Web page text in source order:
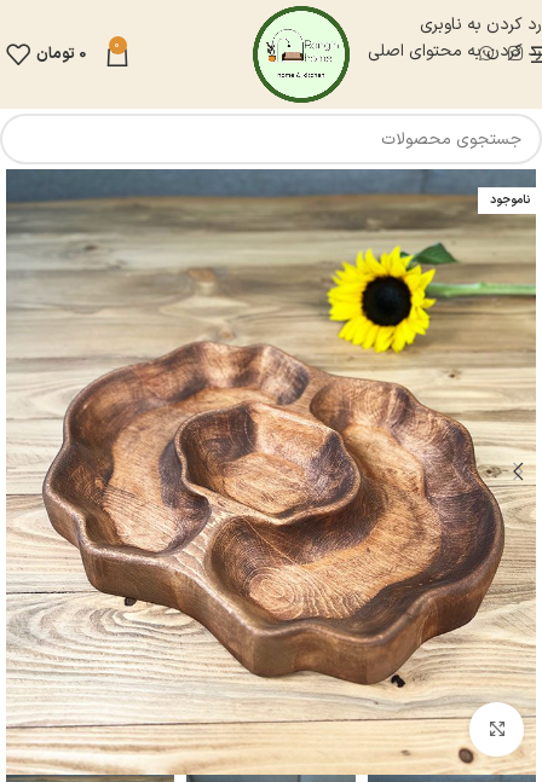
رد کردن به ناوبری
رد کردن به محتوای اصلی
0
0 تومان
ناموجود
بزرگنمایی تصویر